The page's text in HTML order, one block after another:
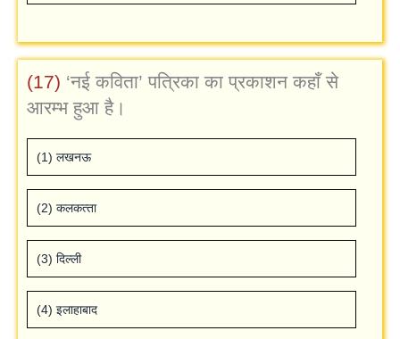
(17) ‘नई कविता’ पत्रिका का प्रकाशन कहाँ से
आरम्‍भ हुआ है।
(1) लखनऊ
(2) कलकत्‍ता
(3) दिल्‍ली
(4) इलाहाबाद